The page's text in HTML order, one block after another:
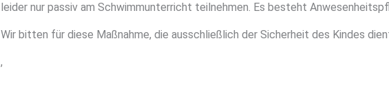
leider nur passiv am Schwimmunterricht teilnehmen. Es besteht
Wir bitten für diese Maßnahme, die ausschließlich der Sicherheit des Kindes
,